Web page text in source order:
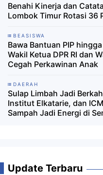
Benahi Kinerja dan
Lombok Timur Rotasi 36
BEASISWA
Bawa Bantuan PIP
Wakil Ketua DPR RI dan
Cegah Perkawinan Anak
DAERAH
Sulap Limbah Jadi
Institut Elkatarie, dan
Sampah Jadi Energi di
Update Terbaru